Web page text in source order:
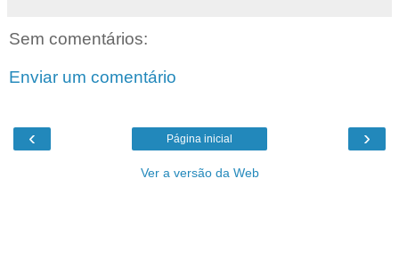
Sem comentários:
Enviar um comentário
‹ ›
Página inicial
Ver a versão da Web